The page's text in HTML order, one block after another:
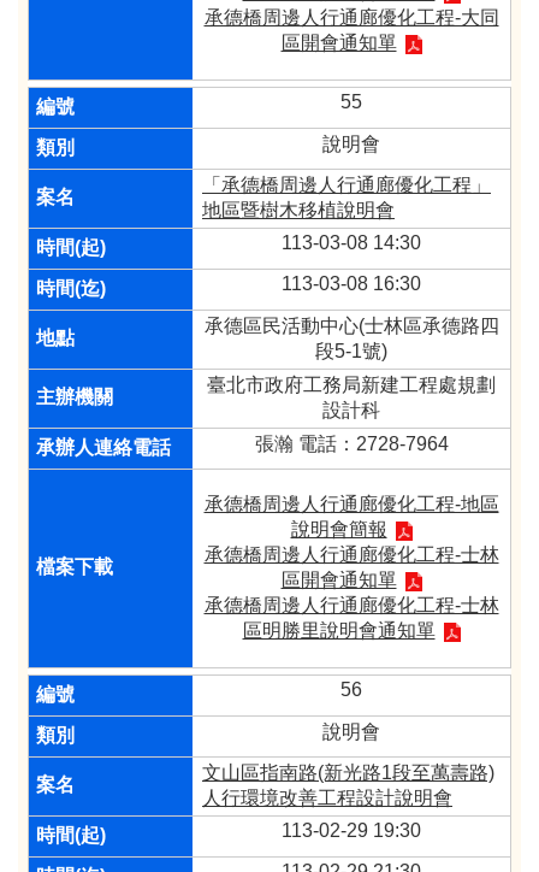
承德橋周邊人行通廊優化工程-大同
區開會通知單
55
說明會
「承德橋周邊人行通廊優化工程」
地區暨樹木移植說明會
113-03-08 14:30
113-03-08 16:30
承德區民活動中心(士林區承德路四
段5-1號)
臺北市政府工務局新建工程處規劃
設計科
張瀚 電話：2728-7964
承德橋周邊人行通廊優化工程-地區
說明會簡報
承德橋周邊人行通廊優化工程-士林
區開會通知單
承德橋周邊人行通廊優化工程-士林
區明勝里說明會通知單
56
說明會
文山區指南路(新光路1段至萬壽路)
人行環境改善工程設計說明會
113-02-29 19:30